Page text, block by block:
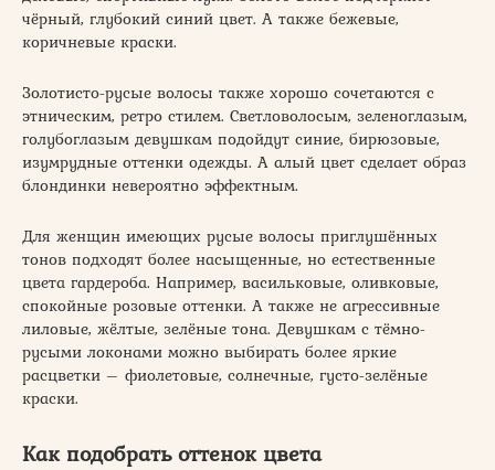
чёрный, глубокий синий цвет. А также бежевые,
коричневые краски.
Золотисто-русые волосы также хорошо сочетаются с
этническим, ретро стилем. Светловолосым, зеленоглазым,
голубоглазым девушкам подойдут синие, бирюзовые,
изумрудные оттенки одежды. А алый цвет сделает образ
блондинки невероятно эффектным.
Для женщин имеющих русые волосы приглушённых
тонов подходят более насыщенные, но естественные
цвета гардероба. Например, васильковые, оливковые,
спокойные розовые оттенки. А также не агрессивные
лиловые, жёлтые, зелёные тона. Девушкам с тёмно-
русыми локонами можно выбирать более яркие
расцветки – фиолетовые, солнечные, густо-зелёные
краски.
Как подобрать оттенок цвета